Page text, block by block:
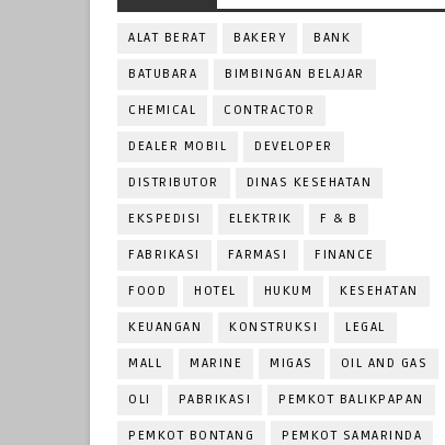
ALAT BERAT BAKERY BANK
BATUBARA BIMBINGAN BELAJAR
CHEMICAL CONTRACTOR
DEALER MOBIL DEVELOPER
DISTRIBUTOR DINAS KESEHATAN
EKSPEDISI ELEKTRIK F & B
FABRIKASI FARMASI FINANCE
FOOD HOTEL HUKUM KESEHATAN
KEUANGAN KONSTRUKSI LEGAL
MALL MARINE MIGAS OIL AND GAS
OLI PABRIKASI PEMKOT BALIKPAPAN
PEMKOT BONTANG PEMKOT SAMARINDA